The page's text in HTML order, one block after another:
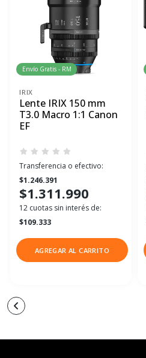
Envío Gratis - RM
IRIX
Lente IRIX 150 mm
T3.0 Macro 1:1 Canon
EF
Transferencia o efectivo:
$1.246.391
$1.311.990
12 cuotas sin interés de:
$109.333
AGREGAR AL CARRITO